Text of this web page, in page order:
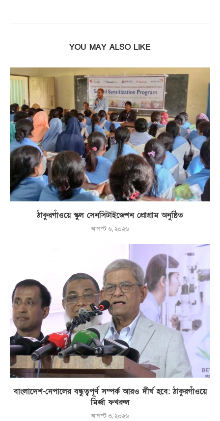
YOU MAY ALSO LIKE
ঠাকুরগাঁওয়ে স্কুল সেনসিটাইজেশন প্রোগ্রাম অনুষ্ঠিত
আগস্ট ৬, ২০২৬
বাংলাদেশ-নেপালের বন্ধুত্বপূর্ণ সম্পর্ক আরও দীর্ঘ হবে: ঠাকুরগাঁওয়ে
মির্জা ফখরুল
আগস্ট ৩, ২০২৬